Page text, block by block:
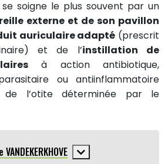
soigne le plus souvent par un
externe et de son pavillon
auriculaire adapté (prescrit
et de l’instillation de
à action antibiotique,
ou antiinflammatoire
l’otite déterminée par le